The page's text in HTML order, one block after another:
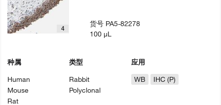
4
种属
Human
Mouse
Rat
类型
Rabbit
Polyclonal
应用
WB
IHC (P)
货号 PA5-82278
100 µL